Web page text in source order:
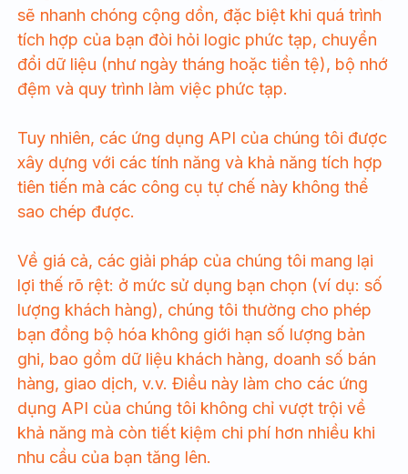
sẽ nhanh chóng cộng dồn, đặc biệt khi quá trình
tích hợp của bạn đòi hỏi logic phức tạp, chuyển
đổi dữ liệu (như ngày tháng hoặc tiền tệ), bộ nhớ
đệm và quy trình làm việc phức tạp.
Tuy nhiên, các ứng dụng API của chúng tôi được
xây dựng với các tính năng và khả năng tích hợp
tiên tiến mà các công cụ tự chế này không thể
sao chép được.
Về giá cả, các giải pháp của chúng tôi mang lại
lợi thế rõ rệt: ở mức sử dụng bạn chọn (ví dụ: số
lượng khách hàng), chúng tôi thường cho phép
bạn đồng bộ hóa không giới hạn số lượng bản
ghi, bao gồm dữ liệu khách hàng, doanh số bán
hàng, giao dịch, v.v. Điều này làm cho các ứng
dụng API của chúng tôi không chỉ vượt trội về
khả năng mà còn tiết kiệm chi phí hơn nhiều khi
nhu cầu của bạn tăng lên.